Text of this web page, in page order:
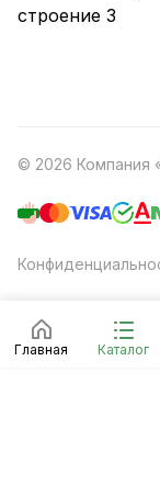
Главная Каталог
строение 3
© 2026 Компания